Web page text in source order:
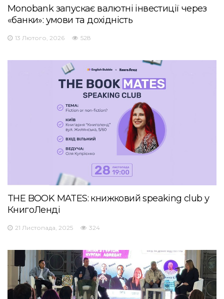
Monobank запускає валютні інвестиції через
«банки»: умови та дохідність
13 Лютого, 2026 528
THE BOOK MATES: книжковий speaking club у
КнигоЛенді
21 Листопада, 2025 324